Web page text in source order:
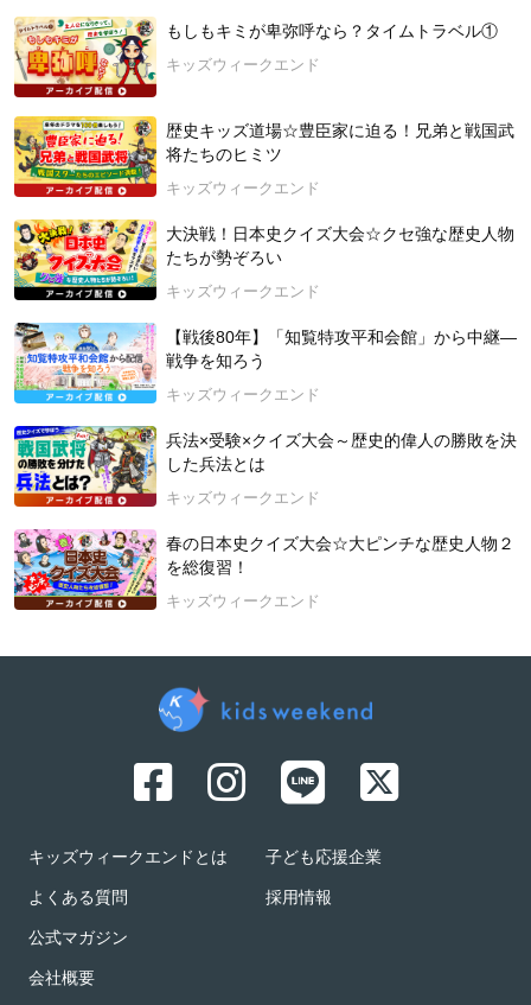
授業の最新情報をメルマガ、Line、Facebookなどで随時配信し
ております！
ぜひ、ご登録ください！
▶︎Line：https://lin.ee/jaKJyat
▶︎Facebook： https://www.facebook.com/kidsweekendInc
▶Twitter：https://twitter.com/kidsweekend_jp
▶Instagram：https://www.instagram.com/kidsweekend_official/
#キッズウィークエンド #kidsweekend #社会科見学
もしもキミが卑弥呼なら？タイムトラベル①
キッズウィークエンド
歴史キッズ道場☆豊臣家に迫る！兄弟と戦国武
将たちのヒミツ
キッズウィークエンド
大決戦！日本史クイズ大会☆クセ強な歴史人物
たちが勢ぞろい
キッズウィークエンド
【戦後80年】「知覧特攻平和会館」から中継―
戦争を知ろう
キッズウィークエンド
兵法×受験×クイズ大会～歴史的偉人の勝敗を決
した兵法とは
キッズウィークエンド
春の日本史クイズ大会☆大ピンチな歴史人物２
を総復習！
キッズウィークエンド
キッズウィークエンドとは
よくある質問
公式マガジン
会社概要
子ども応援企業
採用情報